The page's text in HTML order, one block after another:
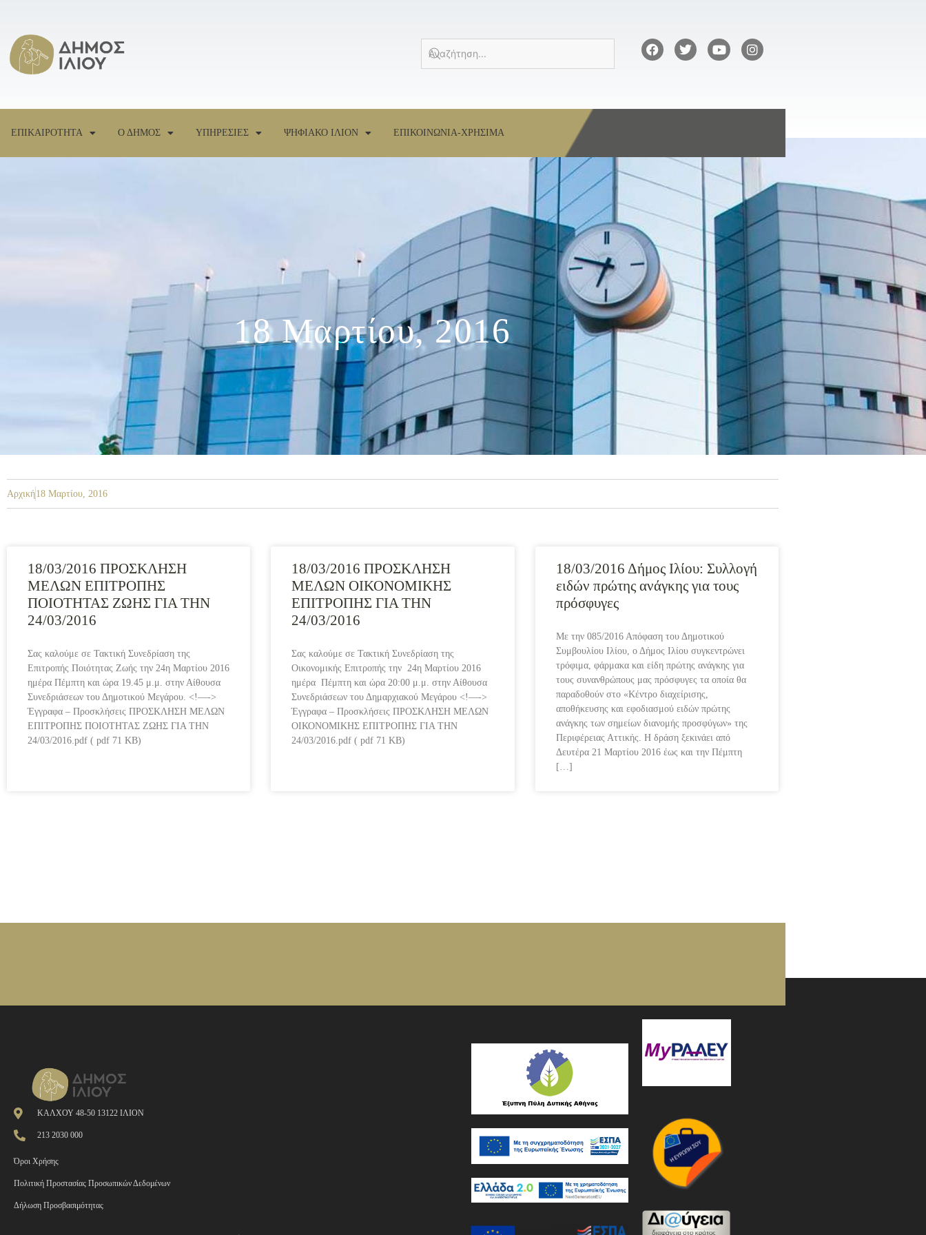
ΕΠΙΚΑΙΡΟΤΗΤΑ Ο ΔΗΜΟΣ ΥΠΗΡΕΣΙΕΣ ΨΗΦΙΑΚΟ ΙΛΙΟΝ ΕΠΙΚΟΙΝΩΝΙΑ-ΧΡΗΣΙΜΑ
18 Μαρτίου, 2016
Αρχική18 Μαρτίου, 2016
18/03/2016 ΠΡΟΣΚΛΗΣΗ
ΜΕΛΩΝ ΕΠΙΤΡΟΠΗΣ
ΠΟΙΟΤΗΤΑΣ ΖΩΗΣ ΓΙΑ ΤΗΝ
24/03/2016
Σας καλούμε σε Τακτική Συνεδρίαση της
Επιτροπής Ποιότητας Ζωής την 24η Μαρτίου 2016
ημέρα Πέμπτη και ώρα 19.45 μ.μ. στην Αίθουσα
Συνεδριάσεων του Δημοτικού Μεγάρου. <!—->
Έγγραφα – Προσκλήσεις ΠΡΟΣΚΛΗΣΗ ΜΕΛΩΝ
ΕΠΙΤΡΟΠΗΣ ΠΟΙΟΤΗΤΑΣ ΖΩΗΣ ΓΙΑ ΤΗΝ
24/03/2016.pdf ( pdf 71 KB)
18/03/2016 ΠΡΟΣΚΛΗΣΗ
ΜΕΛΩΝ ΟΙΚΟΝΟΜΙΚΗΣ
ΕΠΙΤΡΟΠΗΣ ΓΙΑ ΤΗΝ
24/03/2016
Σας καλούμε σε Τακτική Συνεδρίαση της
Οικονομικής Επιτροπής την 24η Μαρτίου 2016
ημέρα Πέμπτη και ώρα 20:00 μ.μ. στην Αίθουσα
Συνεδριάσεων του Δημαρχιακού Μεγάρου <!—->
Έγγραφα – Προσκλήσεις ΠΡΟΣΚΛΗΣΗ ΜΕΛΩΝ
ΟΙΚΟΝΟΜΙΚΗΣ ΕΠΙΤΡΟΠΗΣ ΓΙΑ ΤΗΝ
24/03/2016.pdf ( pdf 71 KB)
18/03/2016 Δήμος Ιλίου: Συλλογή
ειδών πρώτης ανάγκης για τους
πρόσφυγες
Με την 085/2016 Απόφαση του Δημοτικού
Συμβουλίου Ιλίου, ο Δήμος Ιλίου συγκεντρώνει
τρόφιμα, φάρμακα και είδη πρώτης ανάγκης για
τους συνανθρώπους μας πρόσφυγες τα οποία θα
παραδοθούν στο «Κέντρο διαχείρισης,
αποθήκευσης και εφοδιασμού ειδών πρώτης
ανάγκης των σημείων διανομής προσφύγων» της
Περιφέρειας Αττικής. Η δράση ξεκινάει από
Δευτέρα 21 Μαρτίου 2016 έως και την Πέμπτη
[…]
ΚΑΛΧΟΥ 48-50 13122 ΙΛΙΟΝ
213 2030 000
Όροι Χρήσης
Πολιτική Προστασίας Προσωπικών Δεδομένων
Δήλωση Προσβασιμότητας